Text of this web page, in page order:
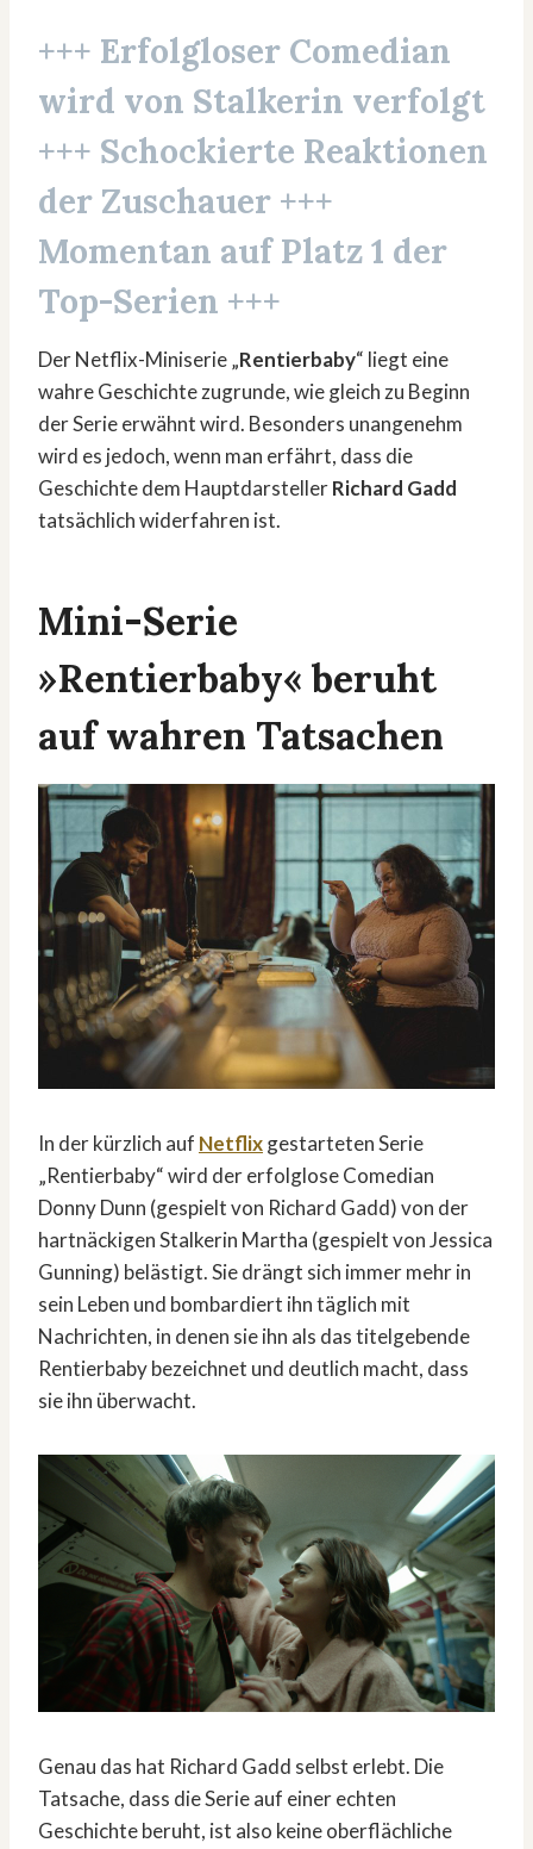
+++ Erfolgloser Comedian
wird von Stalkerin verfolgt
+++ Schockierte Reaktionen
der Zuschauer +++
Momentan auf Platz 1 der
Top-Serien +++
Der Netflix-Miniserie „Rentierbaby“ liegt eine
wahre Geschichte zugrunde, wie gleich zu Beginn
der Serie erwähnt wird. Besonders unangenehm
wird es jedoch, wenn man erfährt, dass die
Geschichte dem HauptdarstellerRichard Gadd
tatsächlich widerfahren ist.
Mini-Serie
»Rentierbaby« beruht
auf wahren Tatsachen
In der kürzlich auf Netflixgestarteten Serie
„Rentierbaby“ wird der erfolglose Comedian
Donny Dunn (gespielt von Richard Gadd) von der
hartnäckigen Stalkerin Martha (gespielt von Jessica
Gunning) belästigt. Sie drängt sich immer mehr in
sein Leben und bombardiert ihn täglich mit
Nachrichten, in denen sie ihn als das titelgebende
Rentierbaby bezeichnet und deutlich macht, dass
sie ihn überwacht.
Genau das hat Richard Gadd selbst erlebt. Die
Tatsache, dass die Serie auf einer echten
Geschichte beruht, ist also keine oberflächliche